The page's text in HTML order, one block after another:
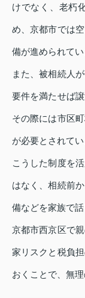
けでなく、老朽
め、京都市では
備が進められてい
また、被相続人
要件を満たせば
その際には市区
が必要とされてい
こうした制度を
はなく、相続前
備などを家族で
京都市西京区で
家リスクと税負
おくことで、無